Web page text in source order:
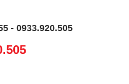
- 0933.920.505